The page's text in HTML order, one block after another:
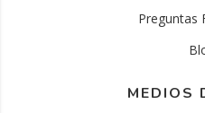
Preguntas
MEDIOS